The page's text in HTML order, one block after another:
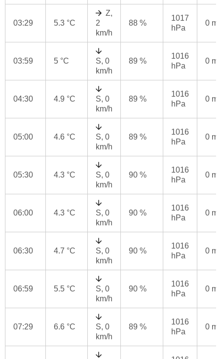
03:29 5.3 °C
Z,
2
km/h
88 %
1017
hPa
0
03:59 5 °C
S, 0
km/h
89 %
1016
hPa
0
04:30 4.9 °C
S, 0
km/h
89 %
1016
hPa
0
05:00 4.6 °C
S, 0
km/h
89 %
1016
hPa
0
05:30 4.3 °C
S, 0
km/h
90 %
1016
hPa
0
06:00 4.3 °C
S, 0
km/h
90 %
1016
hPa
0
06:30 4.7 °C
S, 0
km/h
90 %
1016
hPa
0
06:59 5.5 °C
S, 0
km/h
90 %
1016
hPa
0
07:29 6.6 °C
S, 0
km/h
89 %
1016
hPa
0